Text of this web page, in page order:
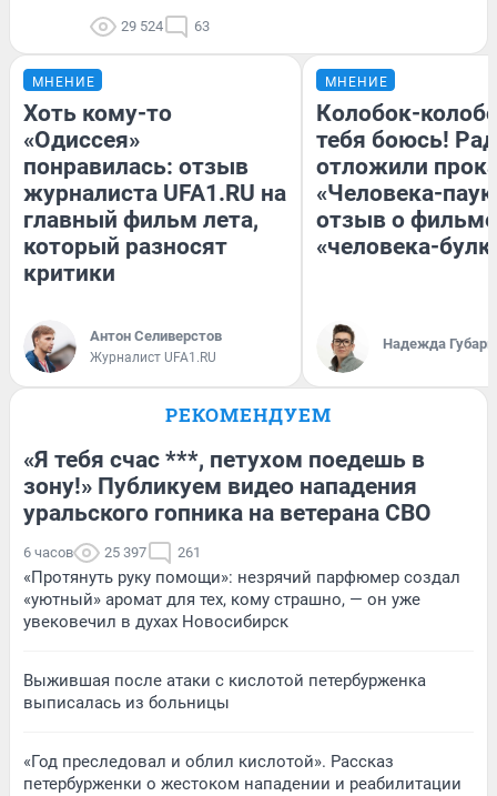
29 524 63
МНЕНИЕ
Хоть кому-то
«Одиссея»
понравилась: отзыв
журналиста UFA1.RU на
главный фильм лета,
который разносят
критики
Антон Селиверстов
Журналист UFA1.RU
МНЕНИЕ
Колобок-
тебя боюсь!
отложили
«Человека-
отзыв о
«человека-
Надежда Губарь
РЕКОМЕНДУЕМ
«Я тебя счас ***, петухом поедешь в
зону!» Публикуем видео нападения
уральского гопника на ветерана СВО
6 часов 25 397 261
«Протянуть руку помощи»: незрячий парфюмер создал
«уютный» аромат для тех, кому страшно, — он уже
увековечил в духах Новосибирск
Выжившая после атаки с кислотой петербурженка
выписалась из больницы
«Год преследовал и облил кислотой». Рассказ
петербурженки о жестоком нападении и реабилитации